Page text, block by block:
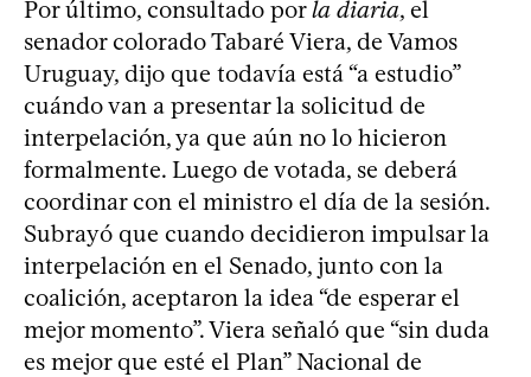
Por último, consultado porla diaria, el
senador colorado Tabaré Viera, de Vamos
Uruguay, dijo que todavía está “a estudio”
cuándo van a presentar la solicitud de
interpelación, ya que aún no lo hicieron
formalmente. Luego de votada, se deberá
coordinar con el ministro el día de la sesión.
Subrayó que cuando decidieron impulsar la
interpelación en el Senado, junto con la
coalición, aceptaron la idea “de esperar el
mejor momento”. Viera señaló que “sin duda
es mejor que esté el Plan” Nacional de